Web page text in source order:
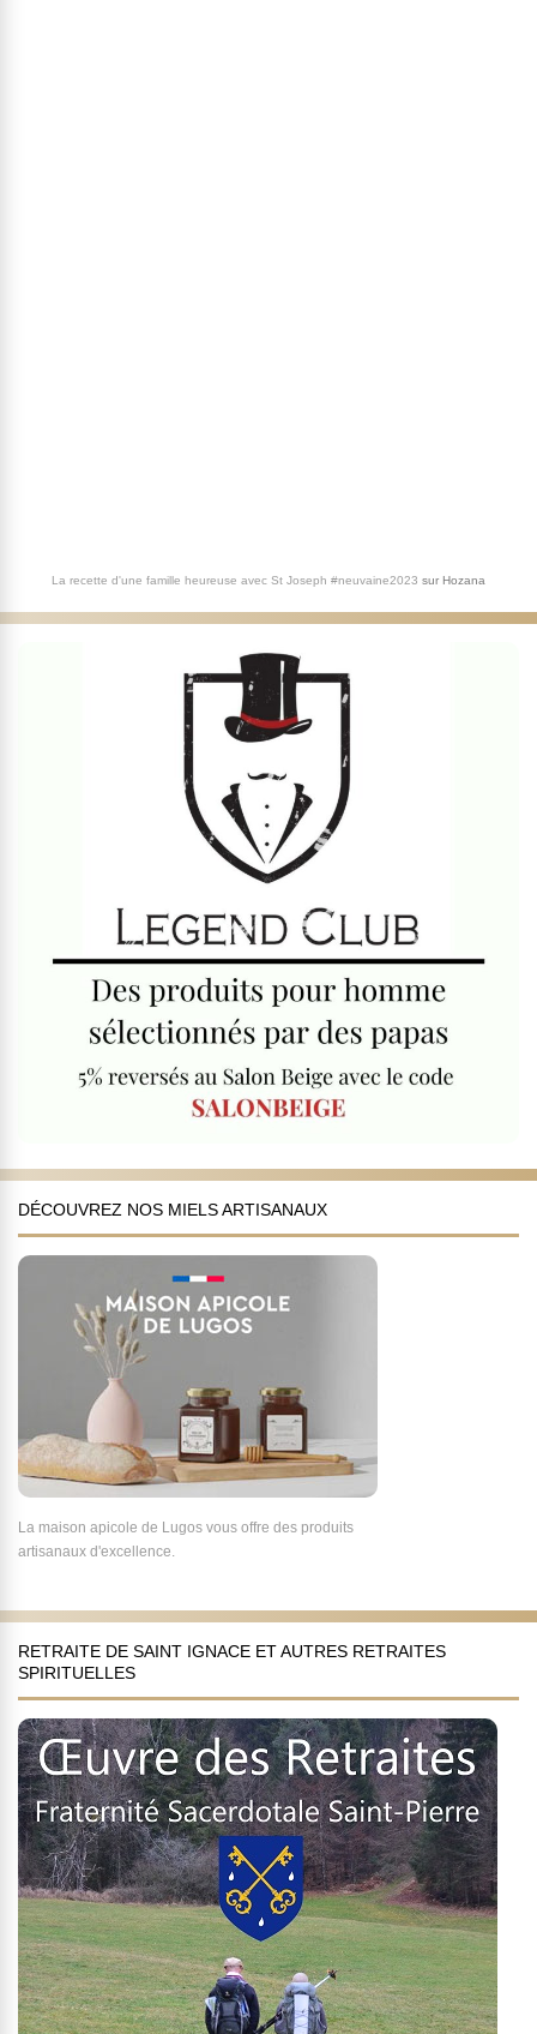
La recette d'une famille heureuse avec St Joseph #neuvaine2023 sur Hozana
DÉCOUVREZ NOS MIELS ARTISANAUX
La maison apicole de Lugos vous offre des produits
artisanaux d'excellence.
RETRAITE DE SAINT IGNACE ET AUTRES RETRAITES
SPIRITUELLES